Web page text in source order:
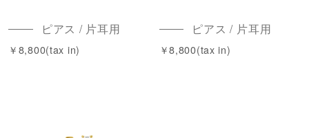
ピアス / 片耳用
￥8,800(tax in)
ピアス / 片耳用
￥8,800(tax in)